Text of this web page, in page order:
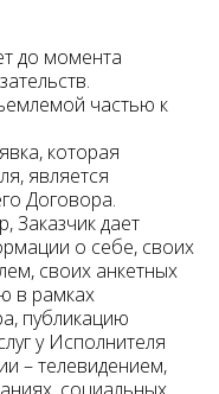
до момента
частью к
которая
является
Договора.
Заказчик дает
о себе, своих
своих анкетных
в рамках
публикацию
у Исполнителя
– телевидением,